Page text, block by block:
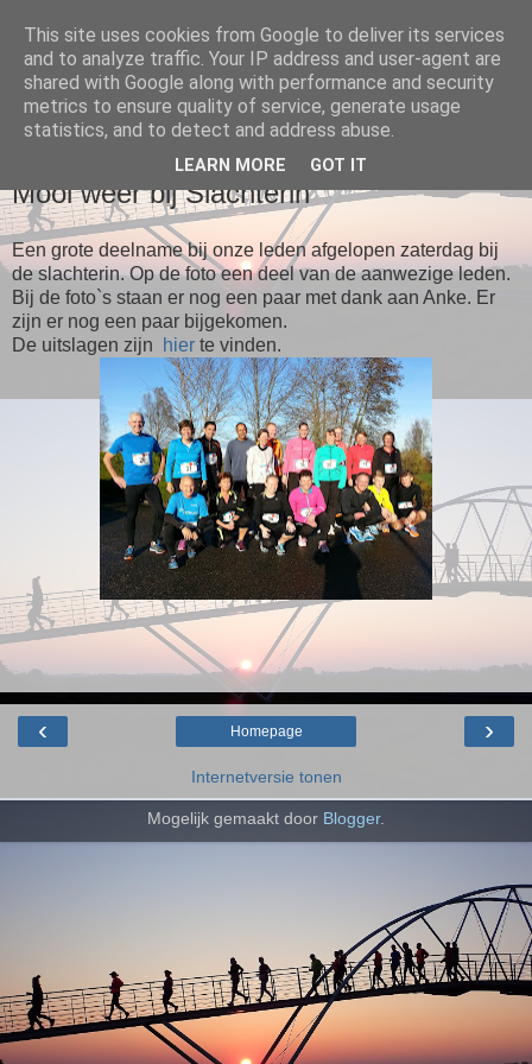
Loopgroep Wommels
Mooi weer bij Slachterin
Een grote deelname bij onze leden afgelopen zaterdag bij
de slachterin. Op de foto een deel van de aanwezige leden.
Bij de foto`s staan er nog een paar met dank aan Anke. Er
zijn er nog een paar bijgekomen.
De uitslagen zijn
hier te vinden.
‹ ›
Homepage
Internetversie tonen
Mogelijk gemaakt door Blogger.
This site uses cookies from Google to deliver its services
and to analyze traffic. Your IP address and user-agent are
shared with Google along with performance and security
metrics to ensure quality of service, generate usage
statistics, and to detect and address abuse.
LEARN MORE GOT IT